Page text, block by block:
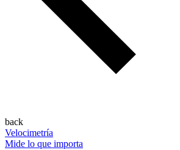
back
Velocimetría
Mide lo que importa